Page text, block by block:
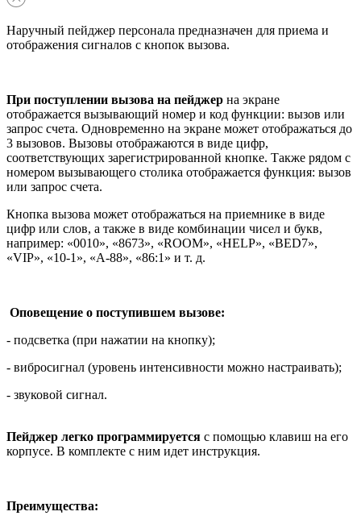
Наручный пейджер персонала предназначен для приема и
отображения сигналов с кнопок вызова.
При поступлении вызова на пейджер на экране
отображается вызывающий номер и код функции: вызов или
запрос счета. Одновременно на экране может отображаться до
3 вызовов. Вызовы отображаются в виде цифр,
соответствующих зарегистрированной кнопке. Также рядом с
номером вызывающего столика отображается функция: вызов
или запрос счета.
Кнопка вызова может отображаться на приемнике в виде
цифр или слов, а также в виде комбинации чисел и букв,
например: «0010», «8673», «ROOM», «HELP», «BED7»,
«VIP», «10-1», «A-88», «86:1» и т. д.
Оповещение о поступившем вызове:
- подсветка (при нажатии на кнопку);
- вибросигнал (уровень интенсивности можно настраивать);
- звуковой сигнал.
Пейджер легко программируется с помощью клавиш на его
корпусе. В комплекте с ним идет инструкция.
Преимущества: